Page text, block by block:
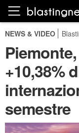
NEWS & VIDEO
+10,38%
semestre